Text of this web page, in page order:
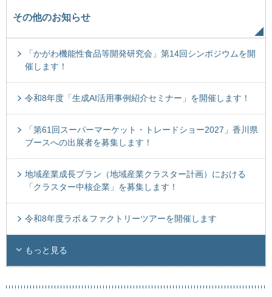
その他のお知らせ
「かがわ機能性食品等開発研究会」第14回シンポジウムを開
催します！
令和8年度「生成AI活用事例紹介セミナー」を開催します！
「第61回スーパーマーケット・トレードショー2027」香川県
ブースへの出展者を募集します！
地域産業成長プラン（地域産業クラスター計画）における
「クラスター中核企業」を募集します！
令和8年度ラボ＆ファクトリーツアーを開催します
もっと見る